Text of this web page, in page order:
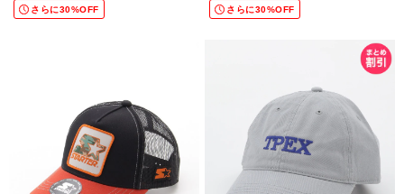
さらに30%OFF さらに30%OFF